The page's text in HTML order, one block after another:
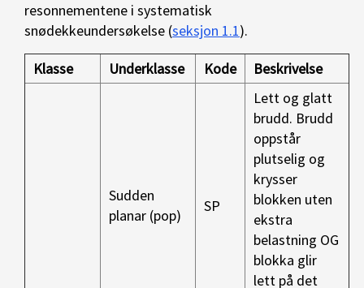
resonnementene i systematisk
snødekkeundersøkelse (seksjon 1.1).
Klasse Underklasse Kode Beskrivelse
Sudden
planar (pop)
SP
Lett og glatt
brudd. Brudd
oppstår
plutselig og
krysser
blokken uten
ekstra
belastning OG
blokka glir
lett på det